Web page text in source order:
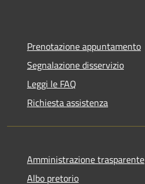
Prenotazione appuntamento
Segnalazione disservizio
Leggi le FAQ
Richiesta assistenza
Amministrazione trasparente
Albo pretorio